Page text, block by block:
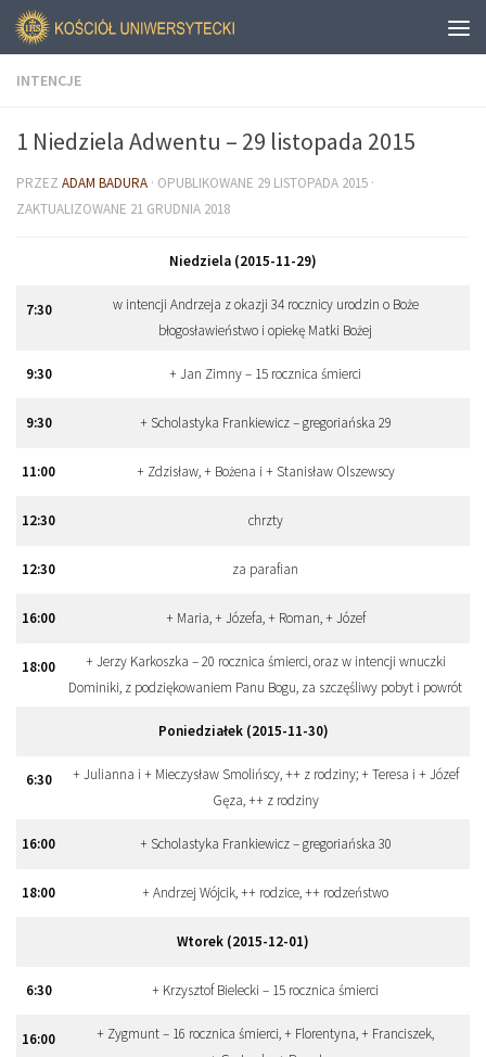
INTENCJE
1 Niedziela Adwentu – 29 listopada 2015
PRZEZ ADAM BADURA · OPUBLIKOWANE 29 LISTOPADA 2015 ·
ZAKTUALIZOWANE 21 GRUDNIA 2018
Niedziela (2015-11-29)
7:30
w intencji Andrzeja z okazji 34 rocznicy urodzin o Boże
błogosławieństwo i opiekę Matki Bożej
9:30 + Jan Zimny – 15 rocznica śmierci
9:30 + Scholastyka Frankiewicz – gregoriańska 29
11:00 + Zdzisław, + Bożena i + Stanisław Olszewscy
12:30 chrzty
12:30 za parafian
16:00 + Maria, + Józefa, + Roman, + Józef
18:00
+ Jerzy Karkoszka – 20 rocznica śmierci, oraz w intencji wnuczki
Dominiki, z podziękowaniem Panu Bogu, za szczęśliwy pobyt i powrót
Poniedziałek (2015-11-30)
6:30
+ Julianna i + Mieczysław Smolińscy, ++ z rodziny; + Teresa i + Józef
Gęza, ++ z rodziny
16:00 + Scholastyka Frankiewicz – gregoriańska 30
18:00 + Andrzej Wójcik, ++ rodzice, ++ rodzeństwo
Wtorek (2015-12-01)
6:30 + Krzysztof Bielecki – 15 rocznica śmierci
16:00
+ Zygmunt – 16 rocznica śmierci, + Florentyna, + Franciszek,